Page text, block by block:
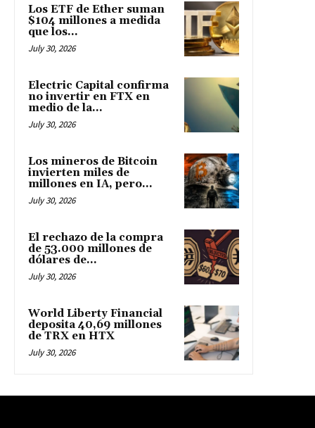
Los ETF de Ether suman
$104 millones a medida
que los...
July 30, 2026
Electric Capital confirma
no invertir en FTX en
medio de la...
July 30, 2026
Los mineros de Bitcoin
invierten miles de
millones en IA, pero...
July 30, 2026
El rechazo de la compra
de 53.000 millones de
dólares de...
July 30, 2026
World Liberty Financial
deposita 40,69 millones
de TRX en HTX
July 30, 2026